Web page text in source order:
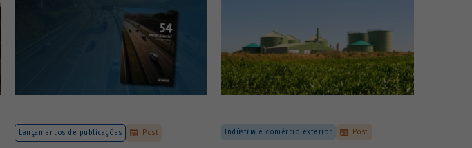
Lançamentos de publicações Post Indústria e comércio exterior Post